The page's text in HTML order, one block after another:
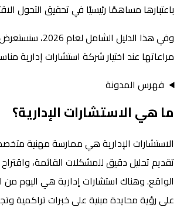
باعتبارها مساهمًا رئيسيًا في تحقيق التحول
وفي هذا
مراعاتها عند اختيار شركة استشارات إدارية
فهرس المدونة
ما هي الاستشارات الإدارية؟
الاستشارات الإدارية هي ممارسة مهنية
تقديم تحليل دقيق للمشكلات القائمة،
الواقع. وهناك استشارات إدارية هي اليوم من
على رؤية محايدة مبنية على خبرات تراكمية